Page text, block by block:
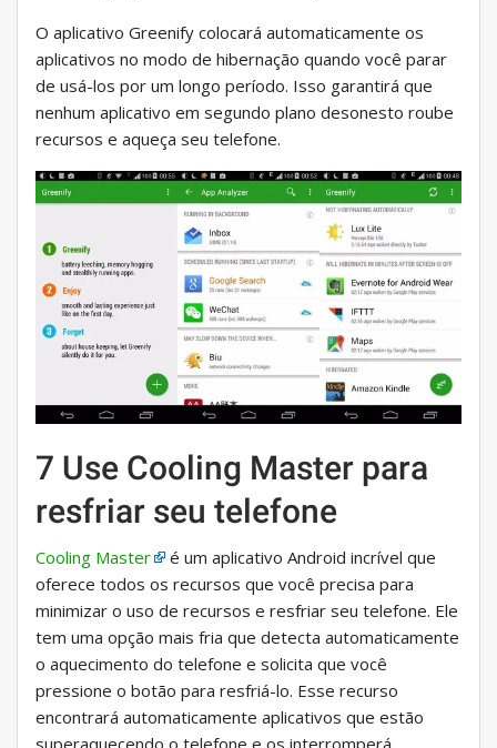
O aplicativo Greenify colocará automaticamente os
aplicativos no modo de hibernação quando você parar
de usá-los por um longo período. Isso garantirá que
nenhum aplicativo em segundo plano desonesto roube
recursos e aqueça seu telefone.
7 Use Cooling Master para
resfriar seu telefone
Cooling Master
é um aplicativo Android incrível que
oferece todos os recursos que você precisa para
minimizar o uso de recursos e resfriar seu telefone. Ele
tem uma opção mais fria que detecta automaticamente
o aquecimento do telefone e solicita que você
pressione o botão para resfriá-lo. Esse recurso
encontrará automaticamente aplicativos que estão